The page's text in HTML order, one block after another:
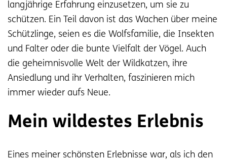
langjährige Erfahrung einzusetzen, um sie zu
schützen. Ein Teil davon ist das Wachen über meine
Schützlinge, seien es die Wolfsfamilie, die Insekten
und Falter oder die bunte Vielfalt der Vögel. Auch
die geheimnisvolle Welt der Wildkatzen, ihre
Ansiedlung und ihr Verhalten, faszinieren mich
immer wieder aufs Neue.
Mein wildestes Erlebnis
Eines meiner schönsten Erlebnisse war, als ich den